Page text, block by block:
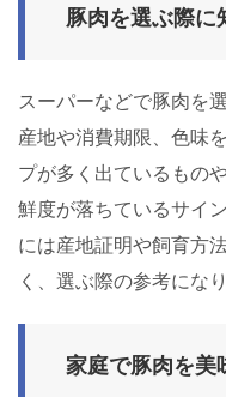
豚肉を選ぶ際に
スーパーなどで豚肉を
産地や消費期限、色味
プが多く出ているもの
鮮度が落ちているサイ
には産地証明や飼育方
く、選ぶ際の参考になり
家庭で豚肉を美